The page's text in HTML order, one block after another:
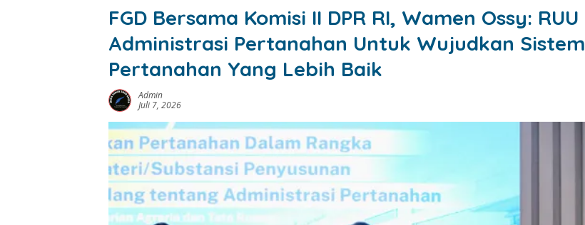
FGD Bersama Komisi II DPR RI, Wamen Ossy: RUU
Administrasi Pertanahan Untuk Wujudkan Sistem
Pertanahan Yang Lebih Baik
Admin
Juli 7, 2026